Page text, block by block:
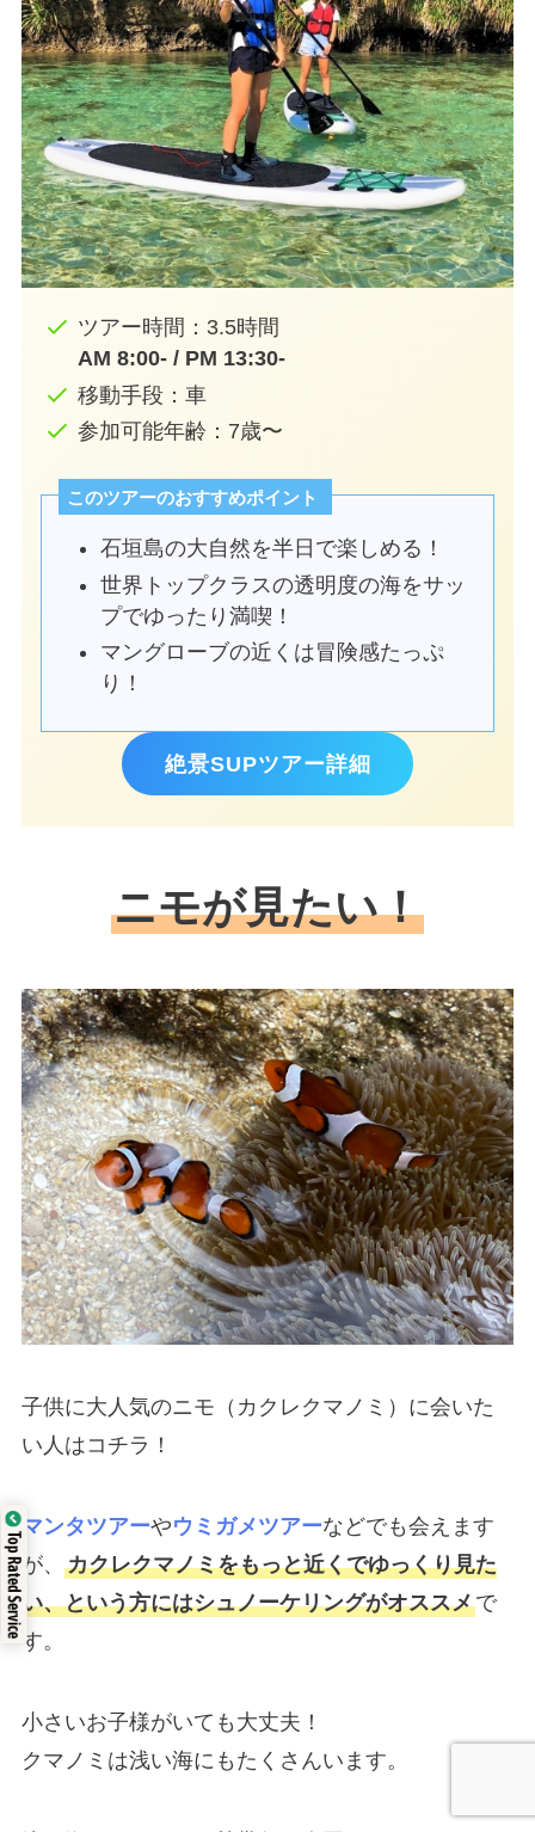
ツアー時間：3.5時間
AM 8:00- / PM 13:30-
移動手段：車
参加可能年齢：7歳〜
このツアーのおすすめポイント
石垣島の大自然を半日で楽しめる！
世界トップクラスの透明度の海をサッ
プでゆったり満喫！
マングローブの近くは冒険感たっぷ
り！
絶景SUPツアー詳細
ニモが見たい！
子供に大人気のニモ（カクレクマノミ）に会いた
い人はコチラ！
マンタツアーやウミガメツアーなどでも会えます
が、 カクレクマノミをもっと近くでゆっくり見た
い、という方にはシュノーケリングがオススメで
す。
小さいお子様がいても大丈夫！
クマノミは浅い海にもたくさんいます。
Top Rated Service